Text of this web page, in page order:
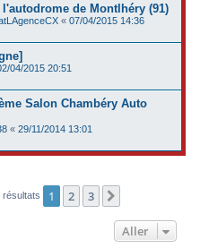
de Montlhéry (91)
«07/04/2015 14:36
04/2015 20:51
Salon Chambéry Auto
«29/11/2014 13:01
résultats 1 2 3
Aller